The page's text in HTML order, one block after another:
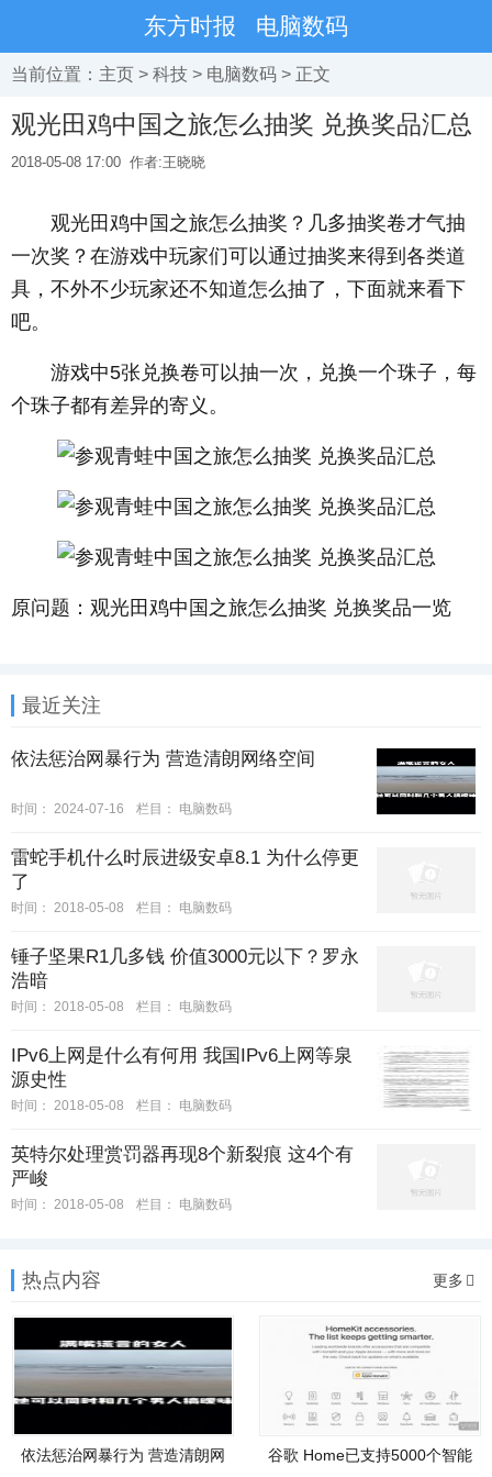
东方时报 电脑数码
当前位置： 主页 > 科技 > 电脑数码 > 正文
观光田鸡中国之旅怎么抽奖 兑换奖品汇总
2018-05-08 17:00 作者:王晓晓
­ 观光田鸡中国之旅怎么抽奖？几多抽奖卷才气抽
一次奖？在游戏中玩家们可以通过抽奖来得到各类道
具，不外不少玩家还不知道怎么抽了，下面就来看下
吧。
­ 游戏中5张兑换卷可以抽一次，兑换一个珠子，每
个珠子都有差异的寄义。
原问题：观光田鸡中国之旅怎么抽奖 兑换奖品一览
最近关注
依法惩治网暴行为 营造清朗网络空间
时间： 2024-07-16 栏目： 电脑数码
雷蛇手机什么时辰进级安卓8.1 为什么停更
了
时间： 2018-05-08 栏目： 电脑数码
锤子坚果R1几多钱 价值3000元以下？罗永
浩暗
时间： 2018-05-08 栏目： 电脑数码
IPv6上网是什么有何用 我国IPv6上网等泉
源史性
时间： 2018-05-08 栏目： 电脑数码
英特尔处理赏罚器再现8个新裂痕 这4个有
严峻
时间： 2018-05-08 栏目： 电脑数码
热点内容 更多
依法惩治网暴行为 营造清朗网
谷歌 Home已支持5000个智能